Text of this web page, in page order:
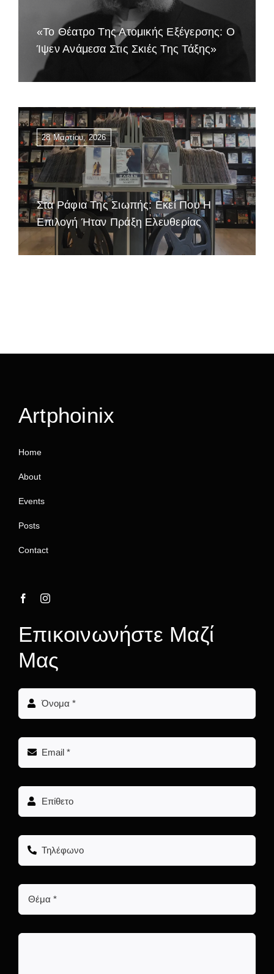
«Το Θέατρο Της Ατομικής Εξέγερσης: Ο
Ίψεν Ανάμεσα Στις Σκιές Της Τάξης»
28 Μαρτίου, 2026
Στα Ράφια Της Σιωπής: Εκεί Που Η
Επιλογή Ήταν Πράξη Ελευθερίας
Artphoinix
Home
About
Events
Posts
Contact
Επικοινωνήστε Μαζί
Μας